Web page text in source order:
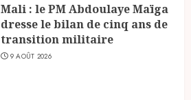
Mali : le PM Abdoulaye Maïga
dresse le bilan de cinq ans de
transition militaire
9 AOÛT 2026